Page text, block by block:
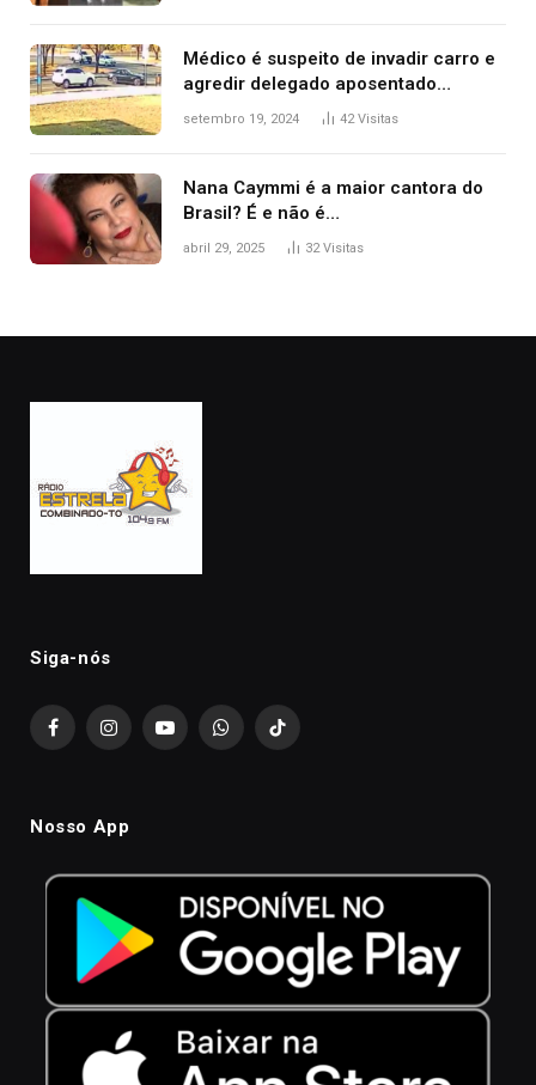
Médico é suspeito de invadir carro e
agredir delegado aposentado
durante confusão no trânsito
setembro 19, 2024 42Visitas
Nana Caymmi é a maior cantora do
Brasil? É e não é…
abril 29, 2025 32Visitas
Siga-nós
FacebookInstagramYouTubeWhatsAppTikTok
Nosso App